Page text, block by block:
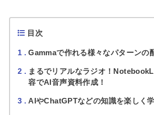
目次
1 Gammaで作れる様々なパターンの
2
まるでリアルなラジオ！
容でAI音声資料作成！
3 AIやChatGPTなどの知識を楽しく学